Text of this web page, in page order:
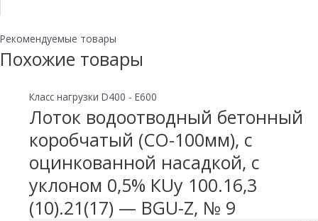
Рекомендуемые товары
Похожие товары
Класс нагрузки D400 - E600
Лоток водоотводный бетонный
коробчатый (СО-100мм), с
оцинкованной насадкой, с
уклоном 0,5% КUу 100.16,3
(10).21(17) — BGU-Z, № 9